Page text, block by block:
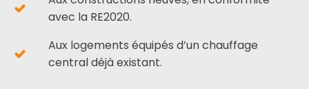
avec la RE2020.
Aux logements équipés d’un chauffage
central déjà existant.